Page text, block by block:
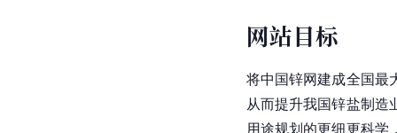
网站目标
将中国锌网建成全国最
从而提升我国锌盐制造
用途规划的更细更科学